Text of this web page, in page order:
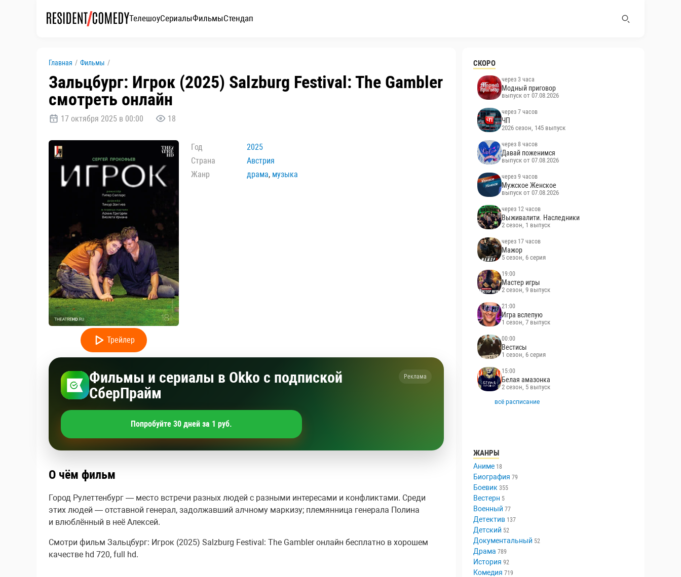
ТелешоуСериалыФильмыСтендап
Главная / Фильмы /
Зальцбург: Игрок (2025) Salzburg Festival: The Gambler
смотреть онлайн
17 октября 2025 в 00:00 18
Трейлер
Год
2025
Страна
Австрия
Жанр
драма, музыка
Фильмы и сериалы в Okko с подпиской
СберПрайм
Реклама
Попробуйте 30 дней за 1 руб.
О чём фильм
Город Рулеттенбург — место встречи разных людей с разными интересами и конфликтами. Среди
этих людей — отставной генерал, задолжавший алчному маркизу; племянница генерала Полина
и влюблённый в неё Алексей.
Смотри фильм Зальцбург: Игрок (2025) Salzburg Festival: The Gambler онлайн бесплатно в хорошем
качестве hd 720, full hd.
СКОРО
через 3 часа
Модный приговор
выпуск от 07.08.2026
через 7 часов
ЧП
2026 сезон, 145 выпуск
через 8 часов
Давай поженимся
выпуск от 07.08.2026
через 9 часов
Мужское Женское
выпуск от 07.08.2026
через 12 часов
Выживалити. Наследники
2 сезон, 1 выпуск
через 17 часов
Мажор
5 сезон, 6 серия
19:00
Мастер игры
2 сезон, 9 выпуск
21:00
Игра вслепую
1 сезон, 7 выпуск
00:00
Вестисы
1 сезон, 6 серия
15:00
Белая амазонка
2 сезон, 5 выпуск
всё расписание
ЖАНРЫ
Аниме 18
Биография 79
Боевик 355
Вестерн 5
Военный 77
Детектив 137
Детский 52
Документальный 52
Драма 789
История 92
Комедия 719